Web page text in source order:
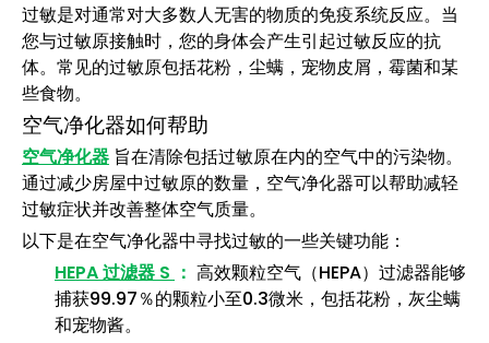
过敏是对通常对大多数人无害的物质的免疫系统反应。当
您与过敏原接触时，您的身体会产生引起过敏反应的抗
体。常见的过敏原包括花粉，尘螨，宠物皮屑，霉菌和某
些食物。
空气净化器如何帮助
空气净化器 旨在清除包括过敏原在内的空气中的污染物。
通过减少房屋中过敏原的数量，空气净化器可以帮助减轻
过敏症状并改善整体空气质量。
以下是在空气净化器中寻找过敏的一些关键功能：
HEPA 过滤器 S ： 高效颗粒空气（HEPA）过滤器能够
捕获99.97％的颗粒小至0.3微米，包括花粉，灰尘螨
和宠物酱。